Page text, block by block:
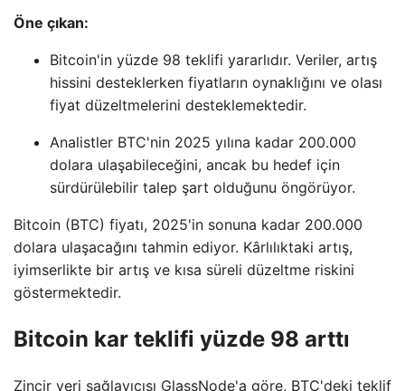
Öne çıkan:
Bitcoin'in yüzde 98 teklifi yararlıdır. Veriler, artış
hissini desteklerken fiyatların oynaklığını ve olası
fiyat düzeltmelerini desteklemektedir.
Analistler BTC'nin 2025 yılına kadar 200.000
dolara ulaşabileceğini, ancak bu hedef için
sürdürülebilir talep şart olduğunu öngörüyor.
Bitcoin (BTC) fiyatı, 2025'in sonuna kadar 200.000
dolara ulaşacağını tahmin ediyor. Kârlılıktaki artış,
iyimserlikte bir artış ve kısa süreli düzeltme riskini
göstermektedir.
Bitcoin kar teklifi yüzde 98 arttı
Zincir veri sağlayıcısı GlassNode'a göre, BTC'deki teklif